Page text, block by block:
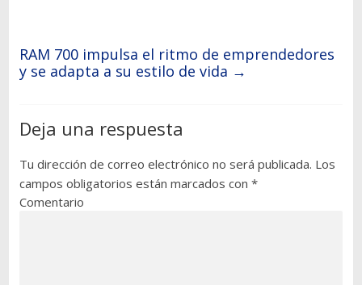
RAM 700 impulsa el ritmo de emprendedores
y se adapta a su estilo de vida →
Deja una respuesta
Tu dirección de correo electrónico no será publicada. Los
campos obligatorios están marcados con *
Comentario